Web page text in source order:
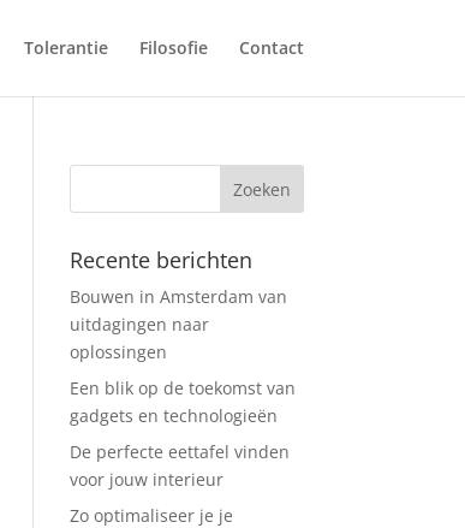
Tolerantie Filosofie Contact
Recente berichten
Bouwen in Amsterdam van
uitdagingen naar
oplossingen
Een blik op de toekomst van
gadgets en technologieën
De perfecte eettafel vinden
voor jouw interieur
Zo optimaliseer je je